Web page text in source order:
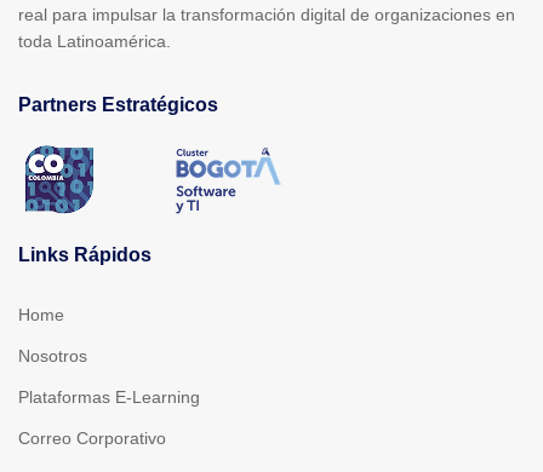
real para impulsar la transformación digital de organizaciones en
toda Latinoamérica.
Partners Estratégicos
Links Rápidos
Home
Nosotros
Plataformas E-Learning
Correo Corporativo